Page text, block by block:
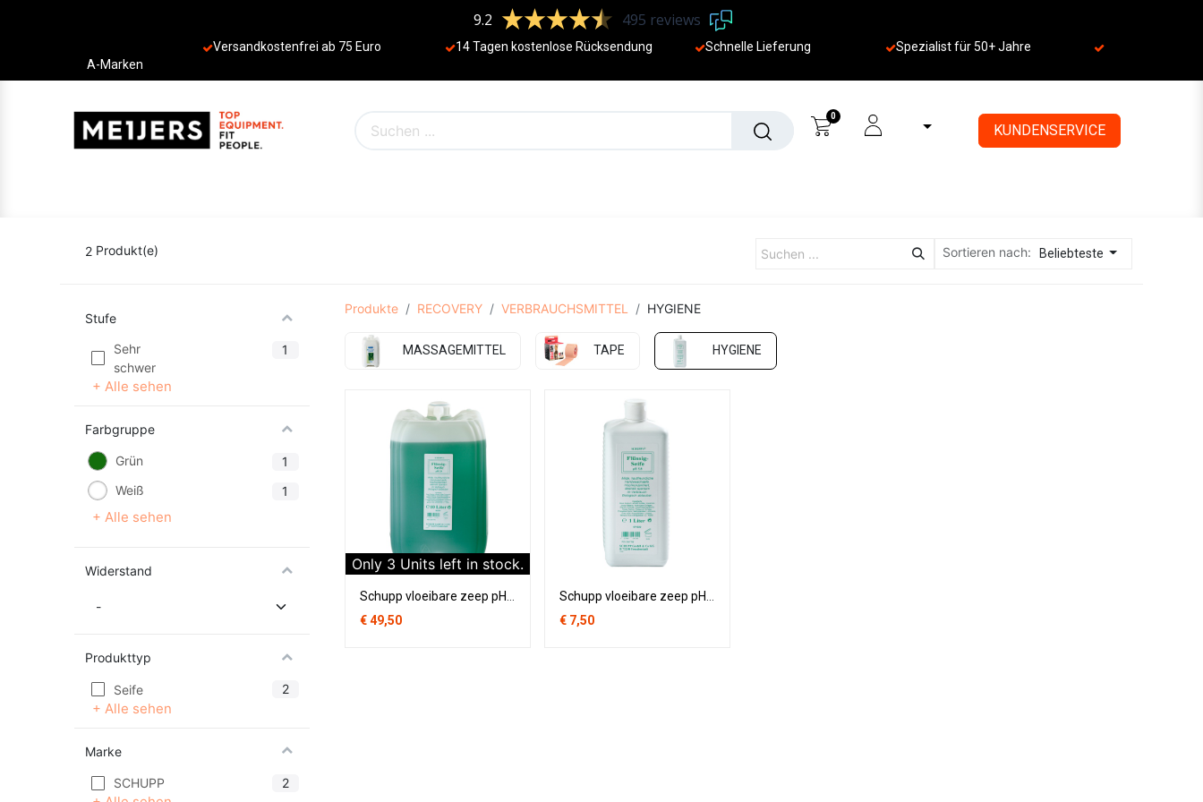
9.2 495 reviews
Versandkostenfrei ab 75 Euro 14 Tagen kostenlose Rücksendung Schnelle Lieferung Spezialist für 50+ Jahre
A-Marken
0
KUNDENSERVICE
2 Produkt(e) Sortieren nach: Beliebteste
Stufe
Sehr
schwer
1
+ Alle sehen
Farbgruppe
Grün
1
Weiß
1
+ Alle sehen
Widerstand
Produkttyp
Seife 2
+ Alle sehen
Marke
SCHUPP 2
Produkte RECOVERY VERBRAUCHSMITTEL HYGIENE
MASSAGEMITTEL TAPE HYGIENE
Only 3 Units left in stock.
Schupp vloeibare zeep pH 5,8 - 10 liter
€49,50
Schupp vloeibare zeep pH 5,8 - 1 liter
€ 7,50